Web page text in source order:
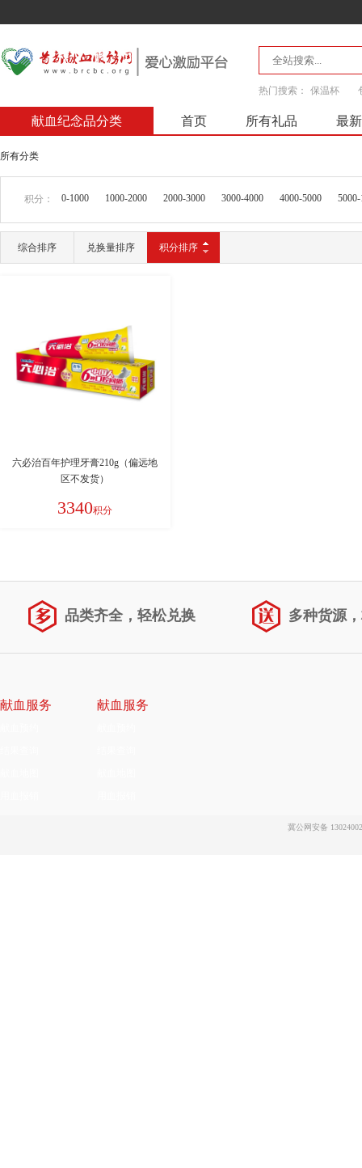
热门搜索： 保温杯
献血纪念品分类 首页 所有礼品 最
所有分类
积分： 0-1000 1000-2000 2000-3000 3000-4000 4000-5000
综合排序 兑换量排序 积分排序
六必治百年护理牙膏210g（偏远地
区不发货）
3340积分
品类齐全，轻松兑换 多种货源
献血服务 献血服务
冀公网安备